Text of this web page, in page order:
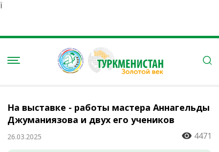
Ï
На выставке - работы мастера Аннагельды
Джуманиязова и двух его учеников
26.03.2025 4471